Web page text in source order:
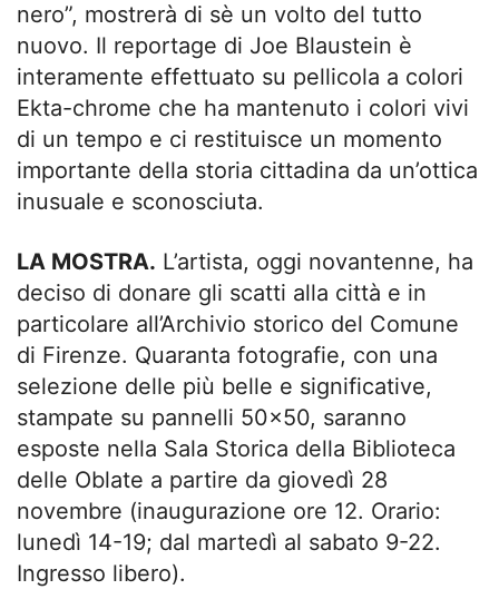
nero”, mostrerà di sè un volto del tutto
nuovo. Il reportage di Joe Blaustein è
interamente effettuato su pellicola a colori
Ekta-chrome che ha mantenuto i colori vivi
di un tempo e ci restituisce un momento
importante della storia cittadina da un’ottica
inusuale e sconosciuta.
LA MOSTRA. L’artista, oggi novantenne, ha
deciso di donare gli scatti alla città e in
particolare all’Archivio storico del Comune
di Firenze. Quaranta fotografie, con una
selezione delle più belle e significative,
stampate su pannelli 50×50, saranno
esposte nella Sala Storica della Biblioteca
delle Oblate a partire da giovedì 28
novembre (inaugurazione ore 12. Orario:
lunedì 14-19; dal martedì al sabato 9-22.
Ingresso libero).